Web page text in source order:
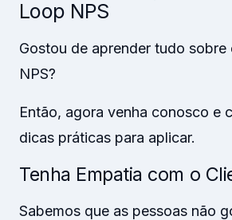
Loop NPS
Gostou de aprender tudo
NPS?
Então, agora venha conosco e
dicas práticas para aplicar.
Tenha Empatia com o
Sabemos que as pessoas não